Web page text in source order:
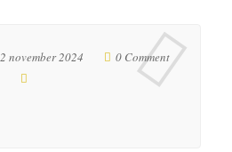
november 2024 0 Comment